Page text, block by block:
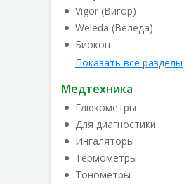
Vigor (Вигор)
Weleda (Веледа)
Биокон
Показать все разделы
Медтехника
Глюкометры
Для диагностики
Ингаляторы
Термометры
Тонометры